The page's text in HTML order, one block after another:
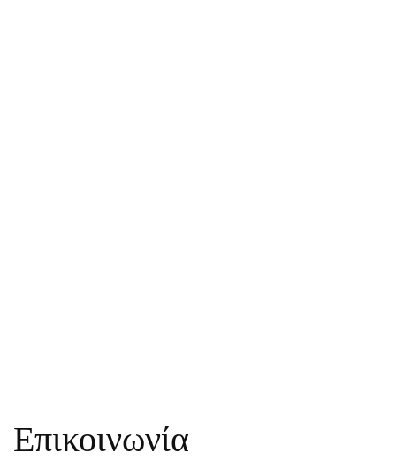
Επικοινωνία